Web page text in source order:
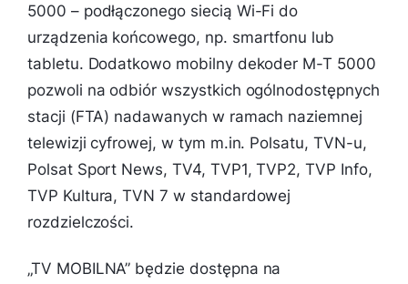
5000 – podłączonego siecią Wi-Fi do
urządzenia końcowego, np. smartfonu lub
tabletu. Dodatkowo mobilny dekoder M-T 5000
pozwoli na odbiór wszystkich ogólnodostępnych
stacji (FTA) nadawanych w ramach naziemnej
telewizji cyfrowej, w tym m.in. Polsatu, TVN-u,
Polsat Sport News, TV4, TVP1, TVP2, TVP Info,
TVP Kultura, TVN 7 w standardowej
rozdzielczości.
„TV MOBILNA” będzie dostępna na